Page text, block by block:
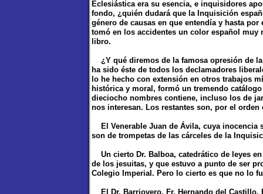
Eclesiástica era su esencia, e inquisidores
fondo, ¿quién dudará que la Inquisición
género de causas en que entendía y hasta
tomó en los accidentes un color español muy
libro.
¿Y qué diremos de la famosa opresión de
ha sido éste de todos los declamadores
lo he hecho con extensión en otros trabajos
histórica y moral, formó un tremendo
dieciocho nombres contiene, incluso los de
nos interesan. Los restantes son, por el
El Venerable Juan de Ávila, cuya inocencia
son de trompetas de las cárceles de la
Un cierto Dr. Balboa, catedrático de leyes
de los jesuitas, y que estuvo a punto de ser
Colegio Imperial. Pero lo cierto es que no lo
El Dr. Barriovero, Fr. Hernando del Castillo,